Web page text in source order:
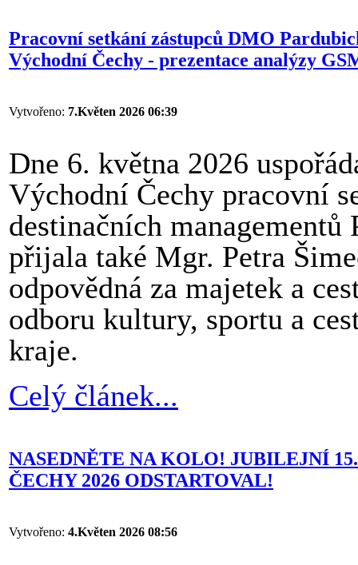
Pracovní setkání zástupců DMO
Východní Čechy - prezentace analýzy
Vytvořeno: 7.Květen 2026 06:39
Dne 6. května 2026
Východní Čechy pracovní
destinačních
přijala také Mgr. Petra
odpovědná za majetek a
odboru kultury, sportu a
kraje.
Celý článek...
NASEDNĚTE NA KOLO! JUBILEJNÍ
ČECHY 2026 ODSTARTOVAL!
Vytvořeno: 4.Květen 2026 08:56